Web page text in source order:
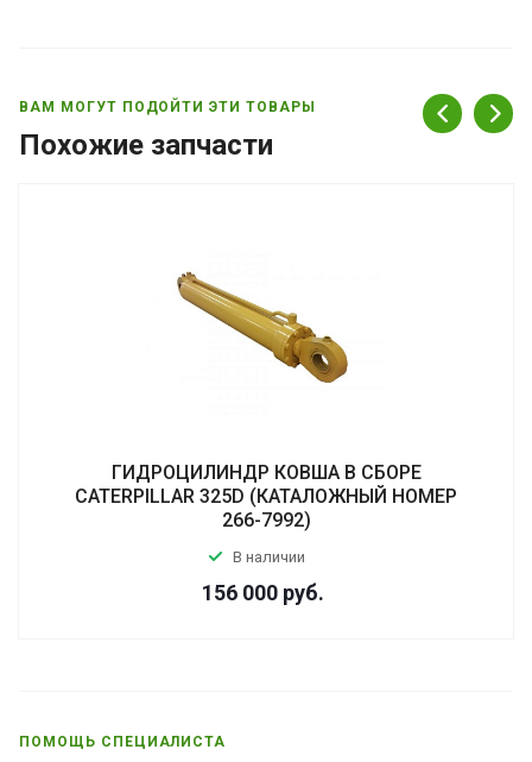
ВАМ МОГУТ ПОДОЙТИ ЭТИ ТОВАРЫ
Похожие запчасти
ГИДРОЦИЛИНДР КОВША В СБОРЕ
CATERPILLAR 325D (КАТАЛОЖНЫЙ НОМЕР
266-7992)
В наличии
156 000 руб.
ПОМОЩЬ СПЕЦИАЛИСТА